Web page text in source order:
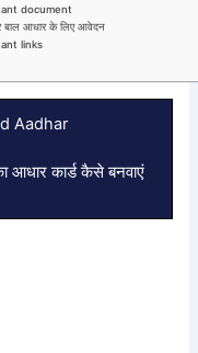
document
आधार के लिए आवेदन
links
Aadhar
कार्ड कैसे बनवाएं